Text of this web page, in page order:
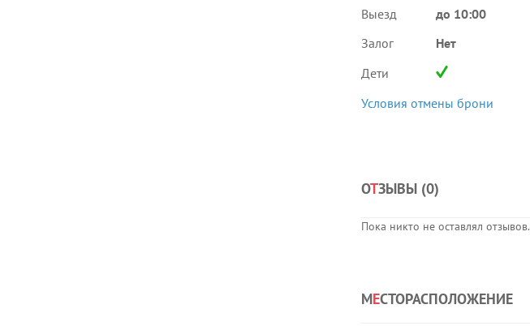
Выезд
до 10:00
Залог
Нет
Дети
Условия отмены брони
ОТЗЫВЫ (0)
Пока никто не оставлял отзывов.
МЕСТОРАСПОЛОЖЕНИЕ